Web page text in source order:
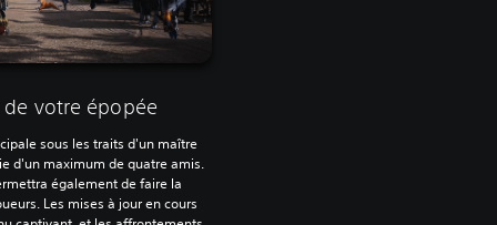
de votre épopée
sous les traits d'un maître
d'un maximum de quatre amis.
également de faire la
Les mises à jour en cours